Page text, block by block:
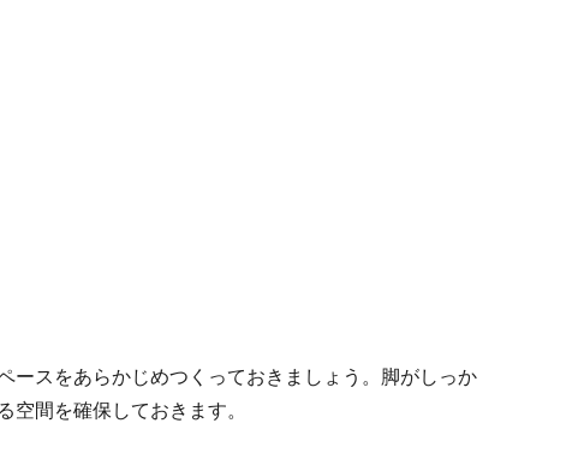
ースをあらかじめつくっておきましょう。脚がしっか
空間を確保しておきます。